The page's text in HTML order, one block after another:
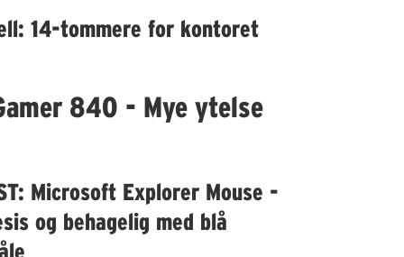
14-tommere for kontoret
840 - Mye ytelse
Microsoft Explorer Mouse -
og behagelig med blå